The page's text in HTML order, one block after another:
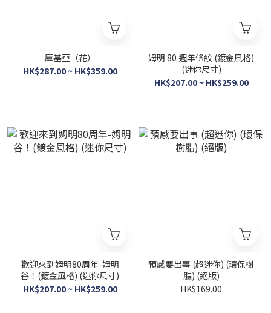
庫基亞（花）
HK$287.00 ~ HK$359.00
姆明 80 週年條紋 (鍍金風格)
(迷你尺寸)
HK$207.00 ~ HK$259.00
歡迎來到姆明80周年-姆明
谷！(鍍金風格) (迷你尺寸)
HK$207.00 ~ HK$259.00
預感要出事 (超迷你) (環保樹
脂) (絕版)
HK$169.00